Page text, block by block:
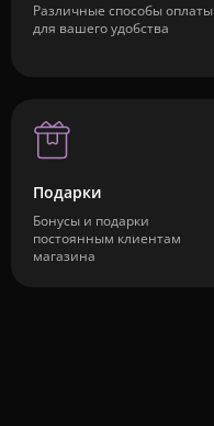
Различные способы оплаты
для вашего удобства
Подарки
Бонусы и подарки
постоянным клиентам
магазина